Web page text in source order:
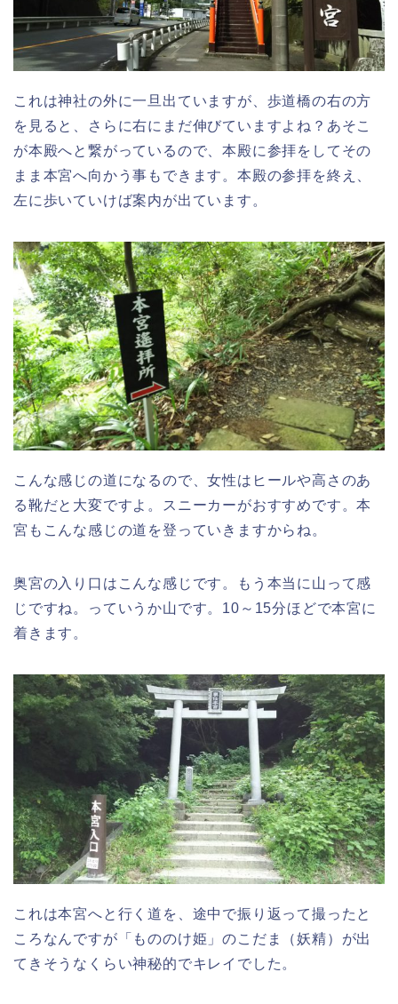
これは神社の外に一旦出ていますが、歩道橋の右の方
を見ると、さらに右にまだ伸びていますよね？あそこ
が本殿へと繋がっているので、本殿に参拝をしてその
まま本宮へ向かう事もできます。本殿の参拝を終え、
左に歩いていけば案内が出ています。
こんな感じの道になるので、女性はヒールや高さのあ
る靴だと大変ですよ。スニーカーがおすすめです。本
宮もこんな感じの道を登っていきますからね。
奥宮の入り口はこんな感じです。もう本当に山って感
じですね。っていうか山です。10～15分ほどで本宮に
着きます。
これは本宮へと行く道を、途中で振り返って撮ったと
ころなんですが「もののけ姫」のこだま（妖精）が出
てきそうなくらい神秘的でキレイでした。